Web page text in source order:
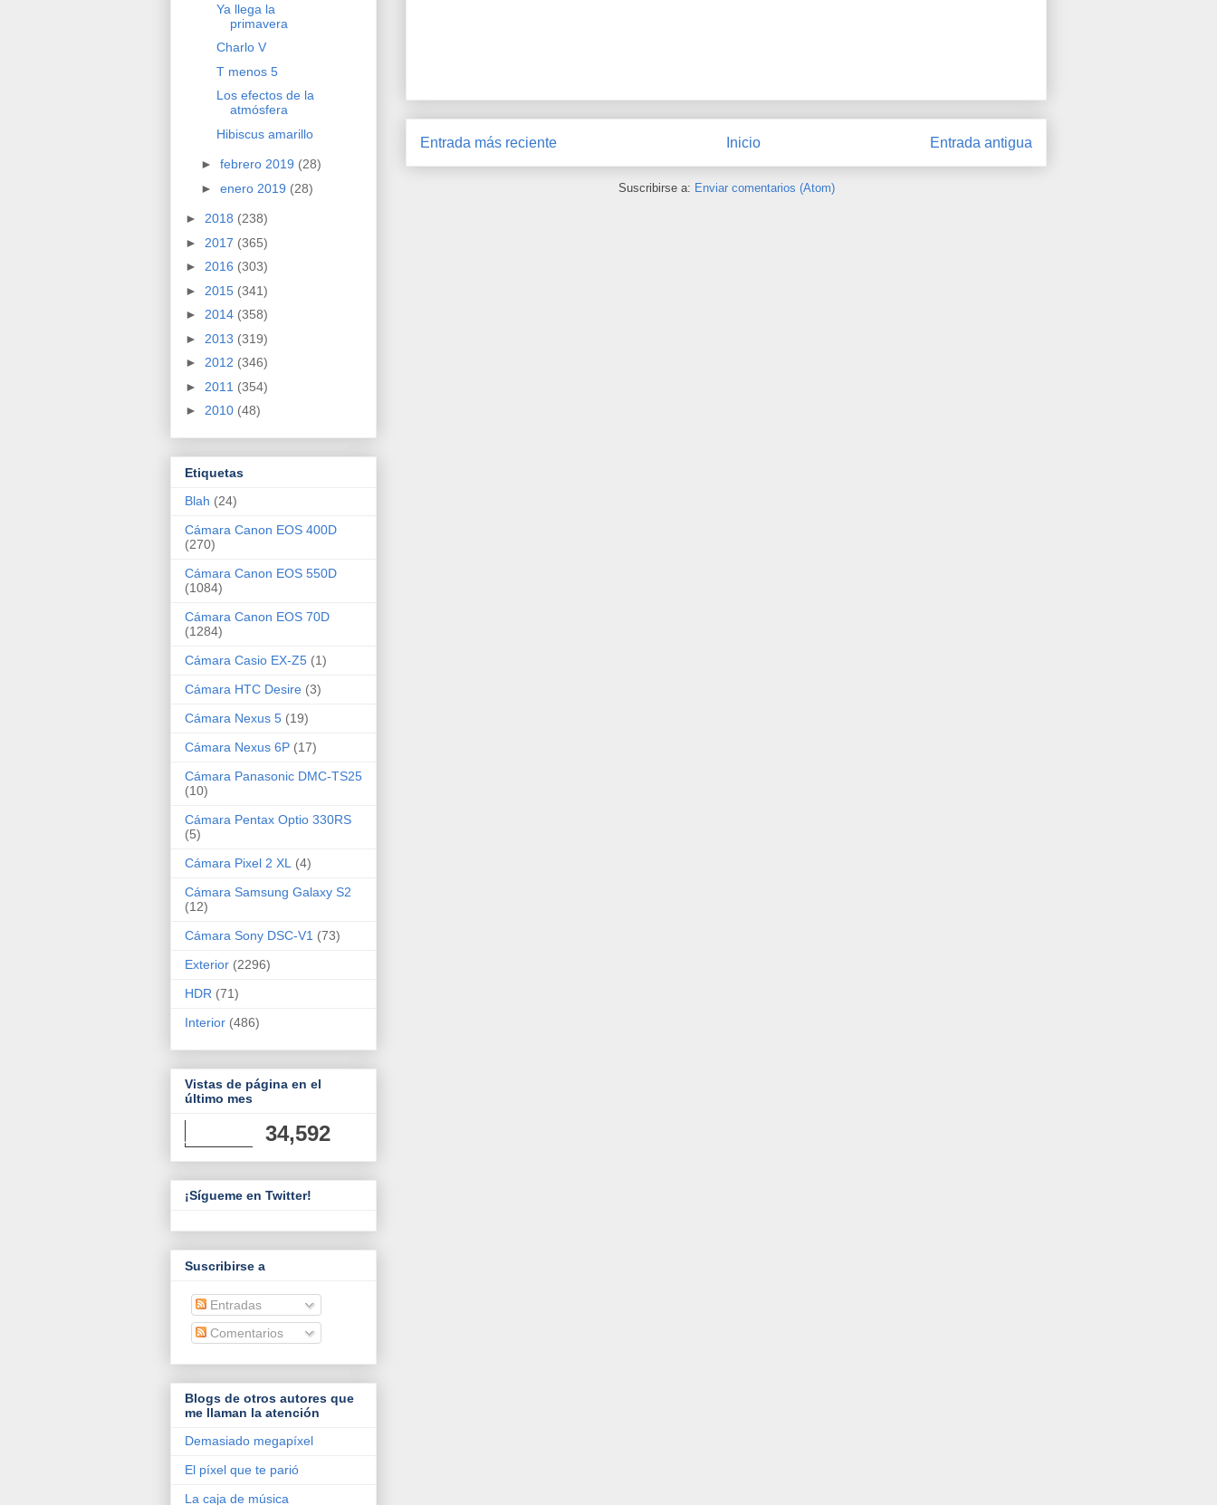
Entrada más reciente Entrada antigua
Inicio
Suscribirse a: Enviar comentarios (Atom)
Ya llega la
primavera
Charlo V
T menos 5
Los efectos de la
atmósfera
Hibiscus amarillo
► febrero 2019 (28)
► enero 2019 (28)
► 2018 (238)
► 2017 (365)
► 2016 (303)
► 2015 (341)
► 2014 (358)
► 2013 (319)
► 2012 (346)
► 2011 (354)
► 2010 (48)
Etiquetas
Blah (24)
Cámara Canon EOS 400D
(270)
Cámara Canon EOS 550D
(1084)
Cámara Canon EOS 70D
(1284)
Cámara Casio EX-Z5 (1)
Cámara HTC Desire (3)
Cámara Nexus 5 (19)
Cámara Nexus 6P (17)
Cámara Panasonic DMC-TS25
(10)
Cámara Pentax Optio 330RS
(5)
Cámara Pixel 2 XL
(4)
Cámara Samsung Galaxy S2
(12)
Cámara Sony DSC-V1 (73)
Exterior (2296)
HDR (71)
Interior (486)
Vistas de página en el
último mes
34,592
¡Sígueme en Twitter!
Suscribirse a
Entradas
Comentarios
Blogs de otros autores que
me llaman la atención
Demasiado megapíxel
El píxel que te parió
La caja de música